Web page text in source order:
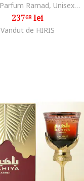
Apa de Parfum Ramad, Unisex, 100 ml
23768lei
Vandut de HIRIS